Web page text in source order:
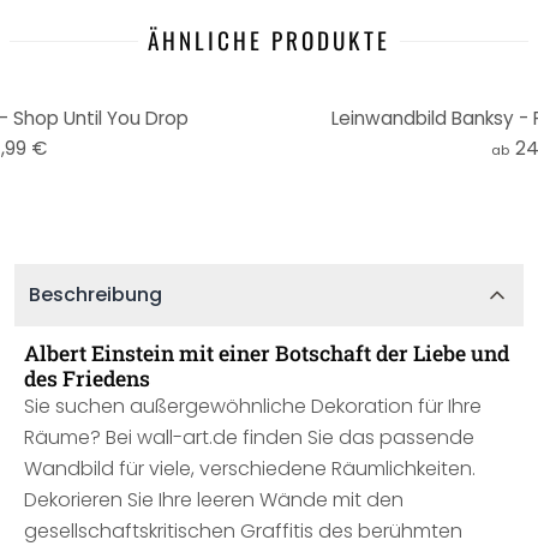
ÄHNLICHE PRODUKTE
Shop Until You Drop
€
Leinwandbild Banksy
ab
Beschreibung
Albert Einstein mit einer Botschaft der Liebe und
des Friedens
Sie suchen außergewöhnliche Dekoration für Ihre
Räume? Bei wall-art.de finden Sie das passende
Wandbild für viele, verschiedene Räumlichkeiten.
Dekorieren Sie Ihre leeren Wände mit den
gesellschaftskritischen Graffitis des berühmten